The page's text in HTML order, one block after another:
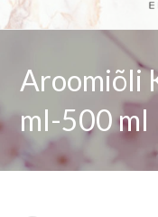
Aroomiõli
ml-500 ml